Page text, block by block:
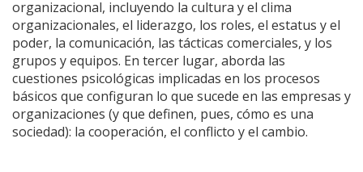
organizacional, incluyendo la cultura y el clima
organizacionales, el liderazgo, los roles, el estatus y el
poder, la comunicación, las tácticas comerciales, y los
grupos y equipos. En tercer lugar, aborda las
cuestiones psicológicas implicadas en los procesos
básicos que configuran lo que sucede en las empresas y
organizaciones (y que definen, pues, cómo es una
sociedad): la cooperación, el conflicto y el cambio.